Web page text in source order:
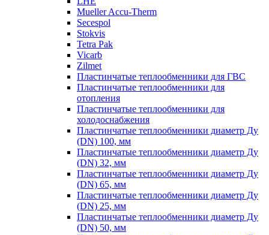
Mueller Accu-Therm
Secespol
Stokvis
Tetra Pak
Vicarb
Zilmet
Пластинчатые теплообменники для ГВС
Пластинчатые теплообменники для
отопления
Пластинчатые теплообменники для
холодоснабжения
Пластинчатые теплообменники диаметр Ду
(DN) 100, мм
Пластинчатые теплообменники диаметр Ду
(DN) 32, мм
Пластинчатые теплообменники диаметр Ду
(DN) 65, мм
Пластинчатые теплообменники диаметр Ду
(DN) 25, мм
Пластинчатые теплообменники диаметр Ду
(DN) 50, мм